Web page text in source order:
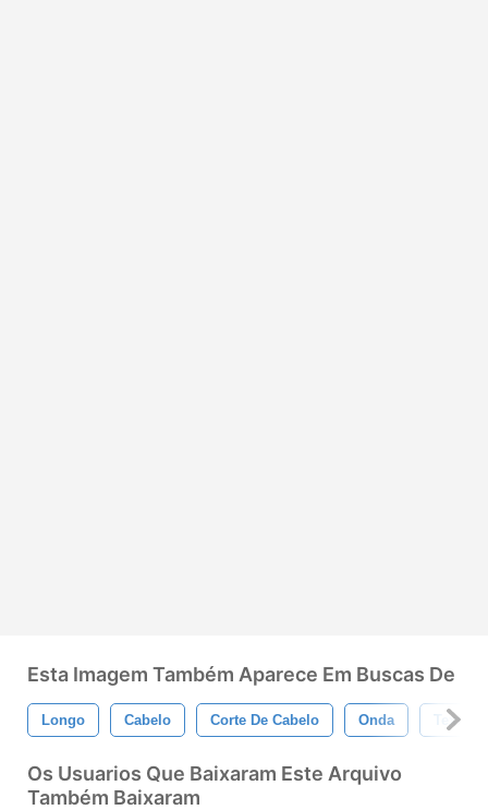
Esta Imagem Também Aparece Em Buscas De
Longo Cabelo Corte De Cabelo Onda Textura
Os Usuarios Que Baixaram Este Arquivo
Também Baixaram